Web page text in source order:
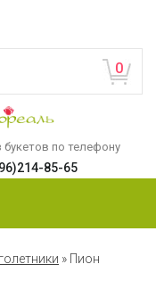
0
букетов по телефону
85-65
» Пион